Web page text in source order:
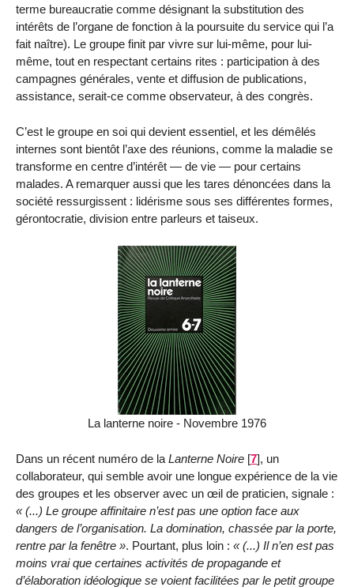
terme bureaucratie comme désignant la substitution des
intérêts de l’organe de fonction à la poursuite du service qui l’a
fait naître). Le groupe finit par vivre sur lui-même, pour lui-
même, tout en respectant certains rites : participation à des
campagnes générales, vente et diffusion de publications,
assistance, serait-ce comme observateur, à des congrès.
C’est le groupe en soi qui devient essentiel, et les démêlés
internes sont bientôt l’axe des réunions, comme la maladie se
transforme en centre d’intérêt — de vie — pour certains
malades. A remarquer aussi que les tares dénoncées dans la
société ressurgissent : lidérisme sous ses différentes formes,
gérontocratie, division entre parleurs et taiseux.
La lanterne noire - Novembre 1976
Dans un récent numéro de la Lanterne Noire [7], un
collaborateur, qui semble avoir une longue expérience de la vie
des groupes et les observer avec un œil de praticien, signale :
(...) Le groupe affinitaire n’est pas une option face aux
dangers de l’organisation. La domination, chassée par la porte,
rentre par la fenêtre
. Pourtant, plus loin :
(...) Il n’en est pas
moins vrai que certaines activités de propagande et
d’élaboration idéologique se voient facilitées par le petit groupe